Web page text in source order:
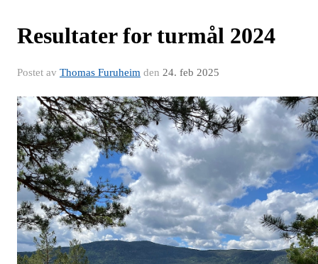
Resultater for turmål 2024
Postet av Thomas Furuheim den 24. feb 2025